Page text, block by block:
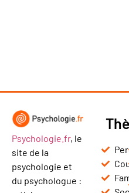
Psychologie.fr, le
site de la
psychologie et
du psychologue :